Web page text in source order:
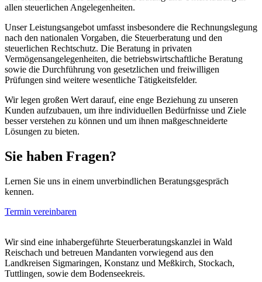
allen steuerlichen Angelegenheiten.
Unser Leistungsangebot umfasst insbesondere die Rechnungslegung
nach den nationalen Vorgaben, die Steuerberatung und den
steuerlichen Rechtschutz. Die Beratung in privaten
Vermögensangelegenheiten, die betriebswirtschaftliche Beratung
sowie die Durchführung von gesetzlichen und freiwilligen
Prüfungen sind weitere wesentliche Tätigkeitsfelder.
Wir legen großen Wert darauf, eine enge Beziehung zu unseren
Kunden aufzubauen, um ihre individuellen Bedürfnisse und Ziele
besser verstehen zu können und um ihnen maßgeschneiderte
Lösungen zu bieten.
Sie haben Fragen?
Lernen Sie uns in einem unverbindlichen Beratungsgespräch
kennen.
Termin vereinbaren
Wir sind eine inhabergeführte Steuerberatungskanzlei in Wald
Reischach und betreuen Mandanten vorwiegend aus den
Landkreisen Sigmaringen, Konstanz und Meßkirch, Stockach,
Tuttlingen, sowie dem Bodenseekreis.